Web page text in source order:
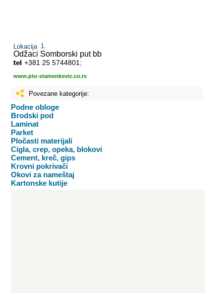
www.ptu-stamenkovic.co.rs
Lokacija
Odžaci Somborski put bb
+381 25 5744801 ;
Povezane kategorije:
Podne obloge
Brodski pod
Laminat
Parket
Pločasti materijali
Cigla, crep, opeka, blokovi
Cement, kreč, gips
Krovni pokrivači
Okovi za nameštaj
Kartonske kutije